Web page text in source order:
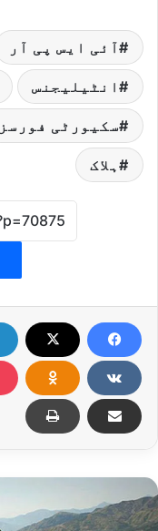
آئی ایس پی آر
انٹیلیجنس
سکیورٹی فورسز
ہلاک